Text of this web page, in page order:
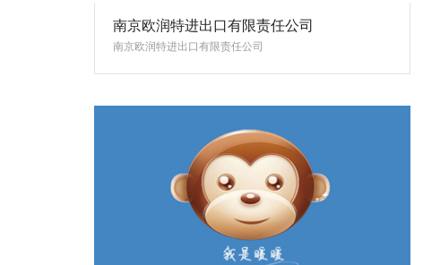
南京欧润特进出口有限责任公司
南京欧润特进出口有限责任公司